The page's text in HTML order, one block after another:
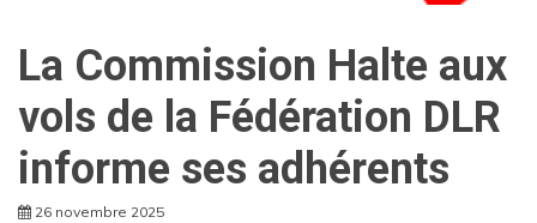
La Commission Halte aux
vols de la Fédération DLR
informe ses adhérents
26 novembre 2025